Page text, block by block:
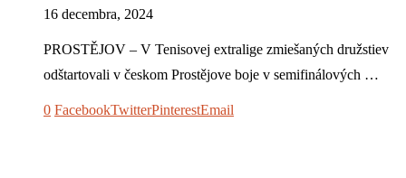
16 decembra, 2024
PROSTĚJOV – V Tenisovej extralige zmiešaných družstiev
odštartovali v českom Prostějove boje v semifinálových …
0 FacebookTwitterPinterestEmail